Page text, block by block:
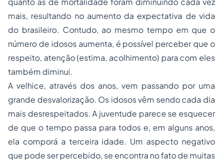
mais, resultando no aumento da expectativa de vida
do brasileiro. Contudo, ao mesmo tempo em que o
número de idosos aumenta, é possível perceber que o
respeito, atenção (estima, acolhimento) para com eles
também diminui.
A velhice, através dos anos, vem passando por uma
grande desvalorização. Os idosos vêm sendo cada dia
mais desrespeitados. A juventude parece se esquecer
de que o tempo passa para todos e, em alguns anos,
ela comporá a terceira idade. Um aspecto negativo
que pode ser percebido, se encontra no fato de muitas